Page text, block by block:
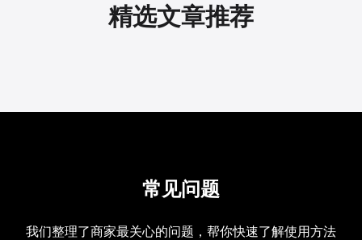
精选文章推荐
常见问题
我们整理了商家最关心的问题，帮你快速了解使用方法